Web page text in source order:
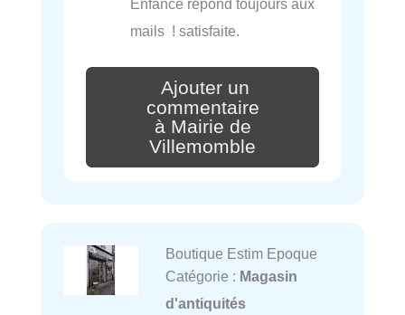
Enfance répond toujours aux
mails ! satisfaite.
Ajouter un
commentaire
à Mairie de
Villemomble
Boutique Estim Epoque
Catégorie : Magasin
d'antiquités